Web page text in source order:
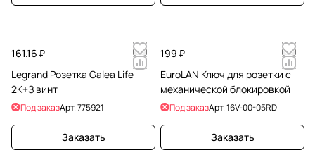
161.16 ₽
Legrand Розетка Galea Life
2К+З винт
Под заказАрт.775921
Заказать
199 ₽
EuroLAN Ключ для розетки с
механической блокировкой
Под заказАрт.16V-00-05RD
Заказать